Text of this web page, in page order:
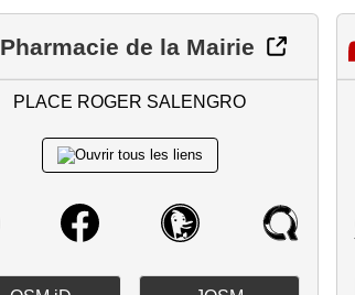
Pharmacie de la Mairie
PLACE ROGER SALENGRO